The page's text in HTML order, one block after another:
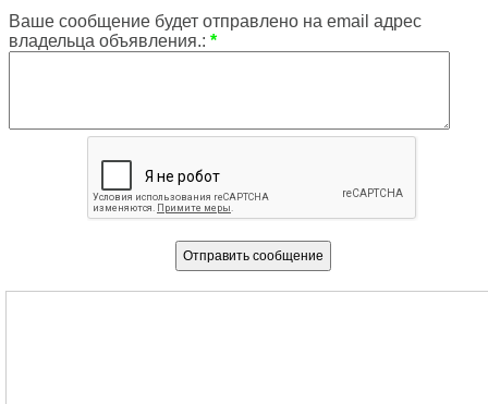
Ваше сообщение будет отправлено на email адрес
владельца объявления.: *